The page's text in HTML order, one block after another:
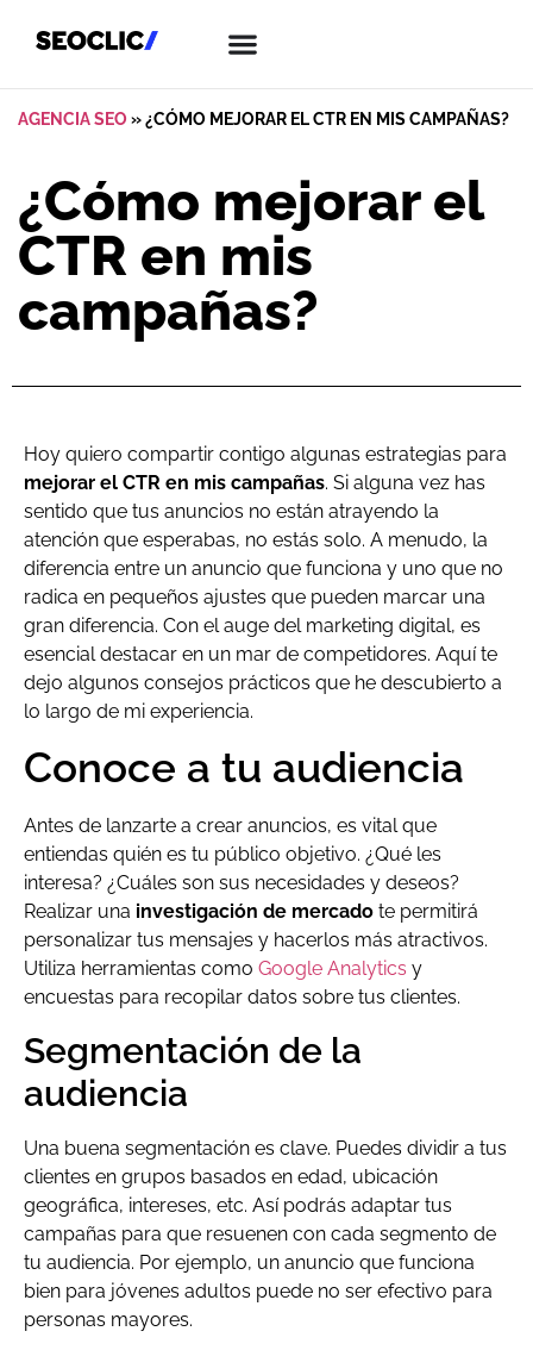
AGENCIA SEO»¿CÓMO MEJORAR EL CTR EN MIS CAMPAÑAS?
¿Cómo mejorar el
CTR en mis
campañas?
Hoy quiero compartir contigo algunas estrategias para
mejorar el CTR en mis campañas. Si alguna vez has
sentido que tus anuncios no están atrayendo la
atención que esperabas, no estás solo. A menudo, la
diferencia entre un anuncio que funciona y uno que no
radica en pequeños ajustes que pueden marcar una
gran diferencia. Con el auge del marketing digital, es
esencial destacar en un mar de competidores. Aquí te
dejo algunos consejos prácticos que he descubierto a
lo largo de mi experiencia.
Conoce a tu audiencia
Antes de lanzarte a crear anuncios, es vital que
entiendas quién es tu público objetivo. ¿Qué les
interesa? ¿Cuáles son sus necesidades y deseos?
Realizar una investigación de mercado te permitirá
personalizar tus mensajes y hacerlos más atractivos.
Utiliza herramientas como Google Analytics y
encuestas para recopilar datos sobre tus clientes.
Segmentación de la
audiencia
Una buena segmentación es clave. Puedes dividir a tus
clientes en grupos basados en edad, ubicación
geográfica, intereses, etc. Así podrás adaptar tus
campañas para que resuenen con cada segmento de
tu audiencia. Por ejemplo, un anuncio que funciona
bien para jóvenes adultos puede no ser efectivo para
personas mayores.